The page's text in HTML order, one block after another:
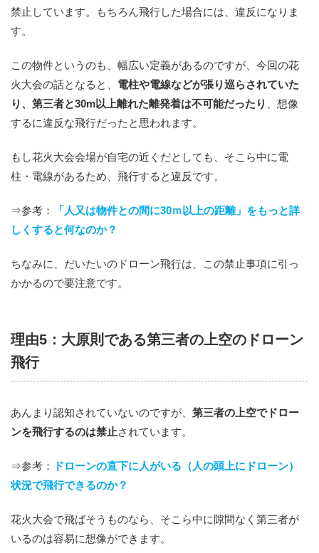
禁止しています。もちろん飛行した場合には、違反になりま
す。
この物件というのも、幅広い定義があるのですが、今回の花
火大会の話となると、 電柱や電線などが張り巡らされていた
り、第三者と30m以上離れた離発着は不可能だったり
、想像
するに違反な飛行だったと思われます。
もし花火大会会場が自宅の近くだとしても、そこら中に電
柱・電線があるため、飛行すると違反です。
⇒参考：
「人又は物件との間に30ｍ以上の距離」をもっと詳
しくすると何なのか？
ちなみに、だいたいのドローン飛行は、この禁止事項に引っ
かかるので要注意です。
理由5：大原則である第三者の上空のドローン
飛行
あんまり認知されていないのですが、 第三者の上空でドロー
ンを飛行するのは禁止されています。
⇒参考：
ドローンの直下に人がいる（人の頭上にドローン）
状況で飛行できるのか？
花火大会で飛ばそうものなら、そこら中に隙間なく第三者が
いるのは容易に想像ができます。